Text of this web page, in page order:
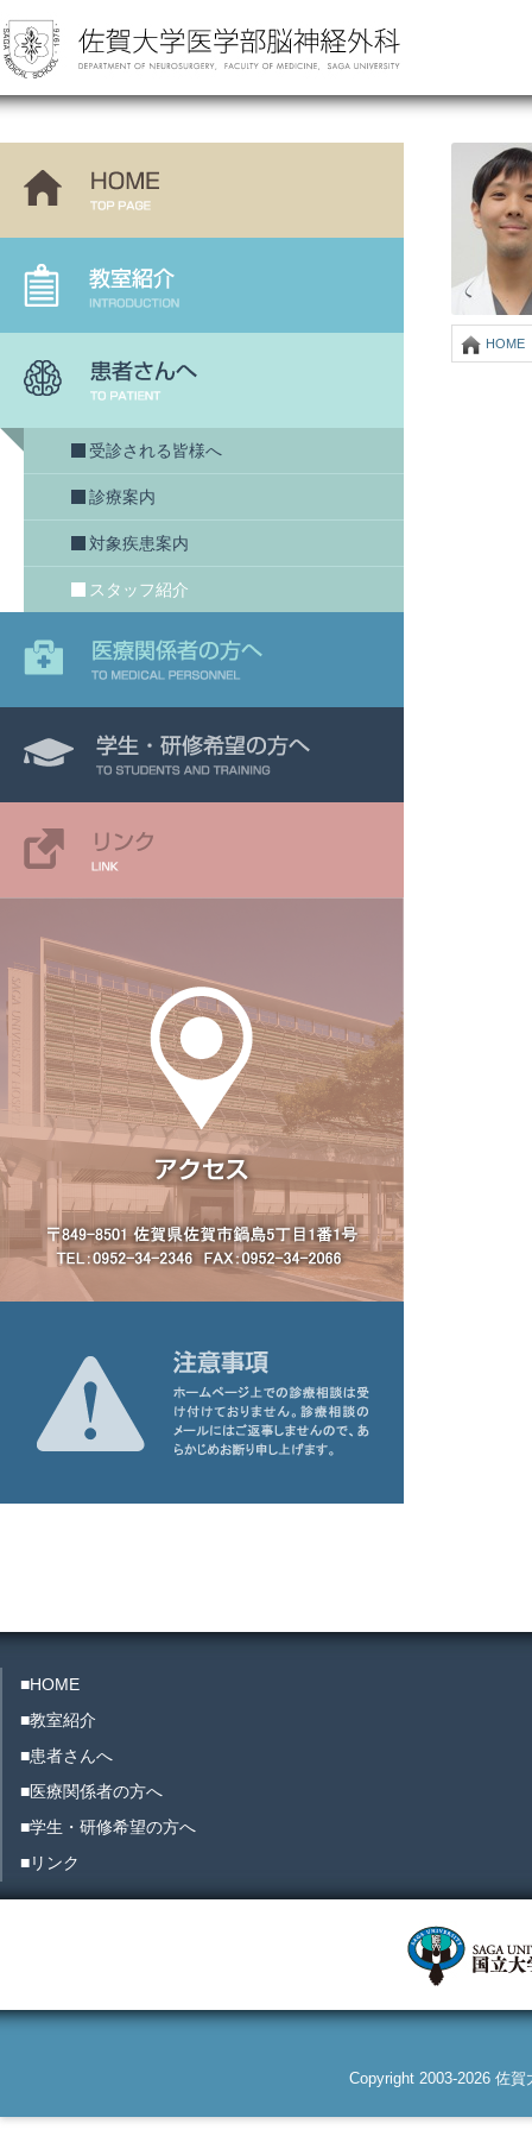
HOME
受診される皆様へ
診療案内
対象疾患案内
スタッフ紹介
■HOME
■教室紹介
■患者さんへ
■医療関係者の方へ
■学生・研修希望の方へ
■リンク
Copyright 2003-2026 佐